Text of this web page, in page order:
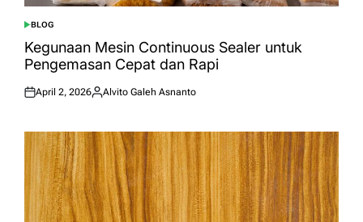
POSTED
IN
BLOG
Kegunaan Mesin Continuous Sealer untuk
Pengemasan Cepat dan Rapi
Posted
April 2, 2026
Posted
Alvito Galeh Asnanto